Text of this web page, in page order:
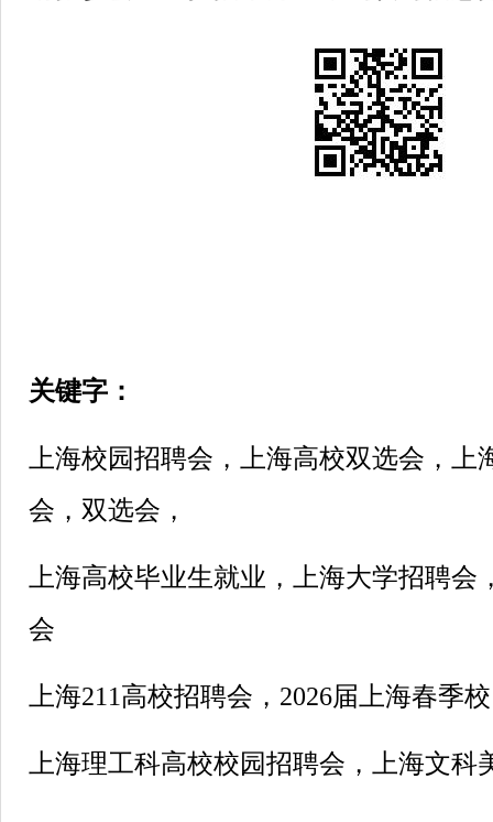
关键字：
上海校园招聘会，上海高校双选会，上
会，双选会，
上海高校毕业生就业，上海大学招聘会
会
上海211高校招聘会，2026届上海春季
上海理工科高校校园招聘会，上海文科